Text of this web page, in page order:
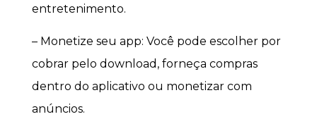
entretenimento.
– Monetize seu app: Você pode escolher por
cobrar pelo download, forneça compras
dentro do aplicativo ou monetizar com
anúncios.